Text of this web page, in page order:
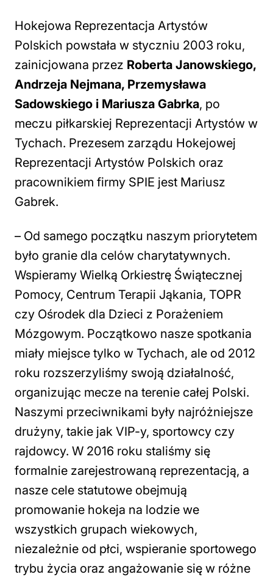
Hokejowa Reprezentacja Artystów
Polskich powstała w styczniu 2003 roku,
zainicjowana przez Roberta Janowskiego,
Andrzeja Nejmana, Przemysława
Sadowskiego i Mariusza Gabrka, po
meczu piłkarskiej Reprezentacji Artystów w
Tychach. Prezesem zarządu Hokejowej
Reprezentacji Artystów Polskich oraz
pracownikiem firmy SPIE jest ­Mariusz
Gabrek.
– Od samego początku naszym priorytetem
było granie dla celów charytatywnych.
Wspieramy Wielką Orkiestrę Świątecznej
Pomocy, Centrum Terapii Jąkania, TOPR
czy Ośrodek dla Dzieci z Porażeniem
Mózgowym. Początkowo nasze spotkania
miały miejsce tylko w Tychach, ale od 2012
roku rozszerzyliśmy swoją działalność,
organizując mecze na terenie całej Polski.
Naszymi przeciwnikami były najróżniejsze
drużyny, takie jak VIP-y, sportowcy czy
rajdowcy. W 2016 roku staliśmy się
formalnie zarejestrowaną reprezentacją, a
nasze cele statutowe obejmują
promowanie hokeja na lodzie we
wszystkich grupach wiekowych,
niezależnie od płci, wspieranie sportowego
trybu życia oraz angażowanie się w różne